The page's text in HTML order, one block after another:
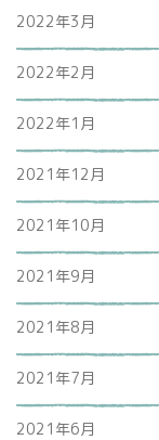
2022年3月
2022年2月
2022年1月
2021年12月
2021年10月
2021年9月
2021年8月
2021年7月
2021年6月